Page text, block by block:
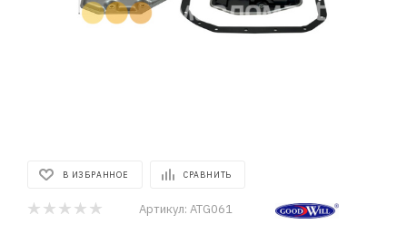
В ИЗБРАННОЕ СРАВНИТЬ
Артикул: ATG061